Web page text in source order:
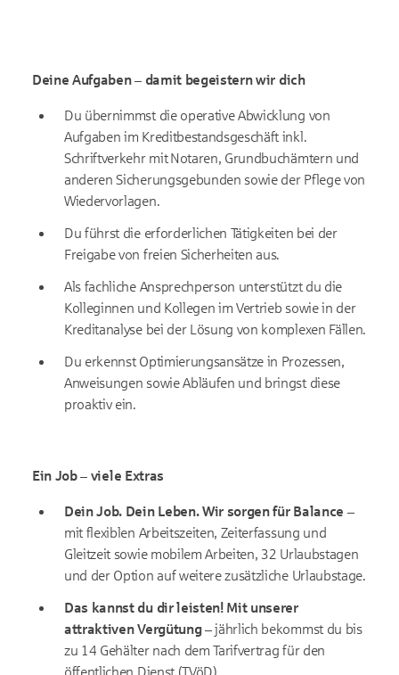
Deine Aufgaben – damit begeistern wir dich
Du übernimmst die operative Abwicklung von
Aufgaben im Kreditbestandsgeschäft inkl.
Schriftverkehr mit Notaren, Grundbuchämtern und
anderen Sicherungsgebunden sowie der Pflege von
Wiedervorlagen.
Du führst die erforderlichen Tätigkeiten bei der
Freigabe von freien Sicherheiten aus.
Als fachliche Ansprechperson unterstützt du die
Kolleginnen und Kollegen im Vertrieb sowie in der
Kreditanalyse bei der Lösung von komplexen Fällen.
Du erkennst Optimierungsansätze in Prozessen,
Anweisungen sowie Abläufen und bringst diese
proaktiv ein.
Ein Job – viele Extras
Dein Job. Dein Leben. Wir sorgen für Balance –
mit flexiblen Arbeitszeiten, Zeiterfassung und
Gleitzeit sowie mobilem Arbeiten, 32 Urlaubstagen
und der Option auf weitere zusätzliche Urlaubstage.
Das kannst du dir leisten! Mit unserer
attraktiven Vergütung –jährlich bekommst du bis
zu 14 Gehälter nach dem Tarifvertrag für den
öffentlichen Dienst (TVöD).